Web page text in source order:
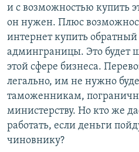
и с возможностью купить
он нужен. Плюс
интернет купить обратный
админграницы. Это будет
этой сфере бизнеса.
легально, им не нужно
таможенникам,
министерству. Но кто же
работать, если деньги
чиновнику?